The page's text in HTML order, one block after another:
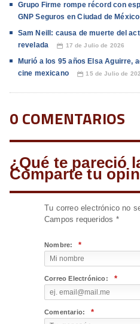
Grupo Firme rompe récord con
GNP Seguros en Ciudad de México
Sam Neill: causa de muerte del
revelada
📅 17 de Julio de 2026
Murió a los 95 años Elsa Aguirre,
cine mexicano
📅 15 de Julio de
0 COMENTARIOS
¿Qué te pareció
Comparte tu
Tu correo electrónico no
Campos requeridos *
Nombre: *
Correo Electrónico: *
Comentario: *